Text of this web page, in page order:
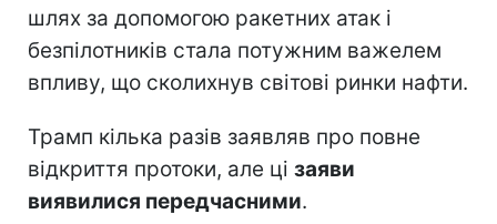
шлях за допомогою ракетних атак і
безпілотників стала потужним важелем
впливу, що сколихнув світові ринки нафти.
Трамп кілька разів заявляв про повне
відкриття протоки, але ці заяви
виявилися передчасними.